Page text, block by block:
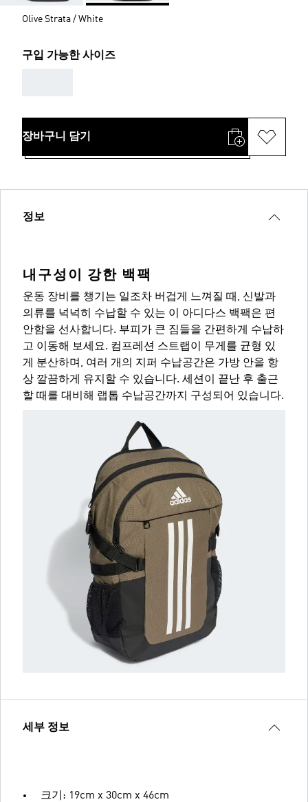
Olive Strata / White
구입 가능한 사이즈
장바구니 담기
정보
내구성이 강한 백팩
운동 장비를 챙기는 일조차 버겁게 느껴질 때, 신발과
의류를 넉넉히 수납할 수 있는 이 아디다스 백팩은 편
안함을 선사합니다. 부피가 큰 짐들을 간편하게 수납하
고 이동해 보세요. 컴프레션 스트랩이 무게를 균형 있
게 분산하며, 여러 개의 지퍼 수납공간은 가방 안을 항
상 깔끔하게 유지할 수 있습니다. 세션이 끝난 후 출근
할 때를 대비해 랩톱 수납공간까지 구성되어 있습니다.
세부 정보
크기: 19cm x 30cm x 46cm